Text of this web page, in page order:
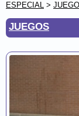
ESPECIAL >
JUEGOS